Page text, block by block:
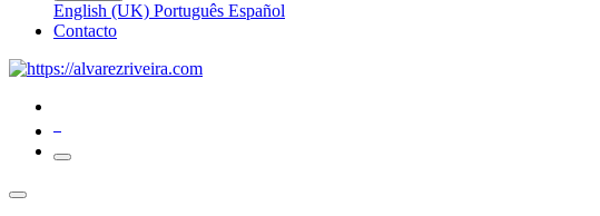
English (UK) Português Español
​Contacto